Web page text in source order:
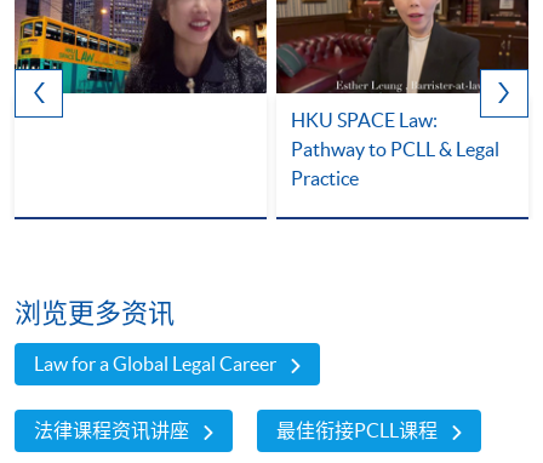
HKU SPACE Law:
Pathway to PCLL & Legal
Practice
浏览更多资讯
Law for a Global Legal Career
法律课程资讯讲座 最佳衔接PCLL课程